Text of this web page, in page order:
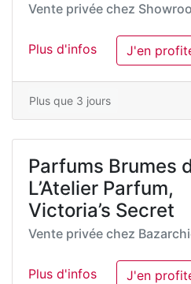
Vente privée chez
Plus d'infos J'en
Plus que 3 jours
Parfums Brumes
L’Atelier Parfum,
Victoria’s Secret
Vente privée chez
Plus d'infos J'en